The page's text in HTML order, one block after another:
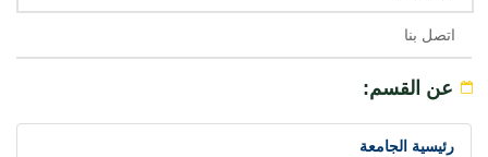
اتصل بنا
عن القسم:
رئيسية الجامعة